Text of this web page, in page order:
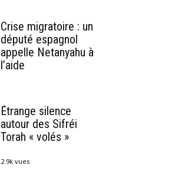
Crise migratoire : un
député espagnol
appelle Netanyahu à
l’aide
Étrange silence
autour des Sifréi
Torah « volés »
2.9k vues